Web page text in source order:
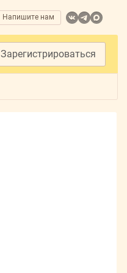
Напишите нам
Зарегистрироваться